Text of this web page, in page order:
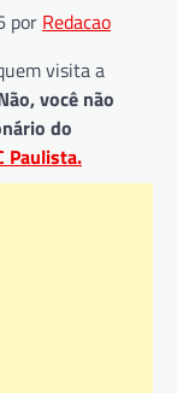
por Redacao
visita a
você não
do
Paulista.